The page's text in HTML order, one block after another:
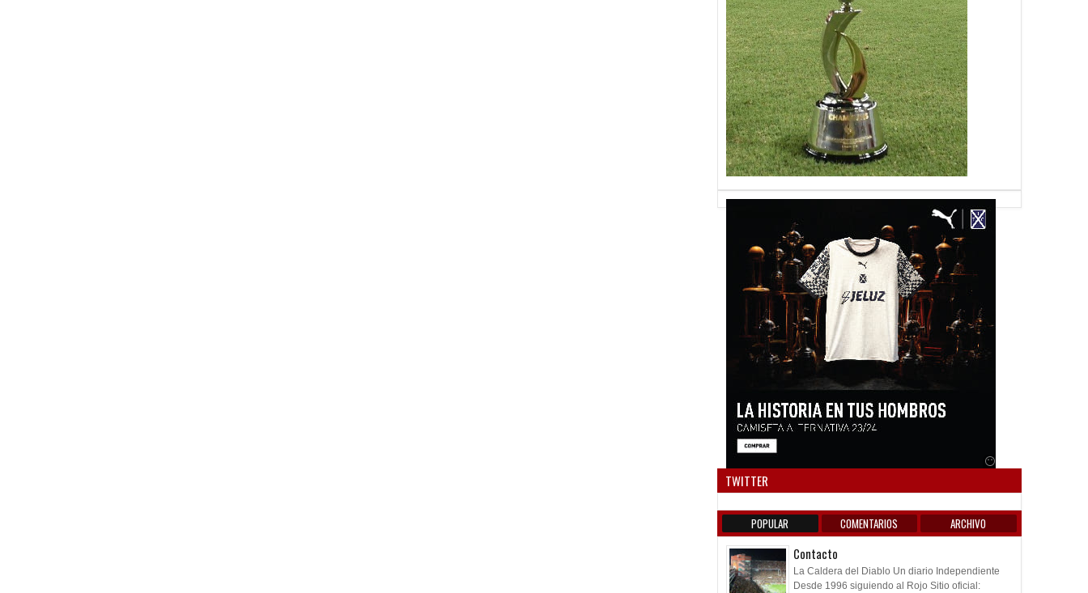
TWITTER
POPULAR COMENTARIOS ARCHIVO
Contacto
La Caldera del Diablo Un diario Independiente
Desde 1996 siguiendo al Rojo Sitio oficial: